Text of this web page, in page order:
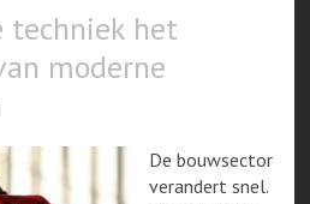
techniek het
moderne
De bouwsector
verandert snel.